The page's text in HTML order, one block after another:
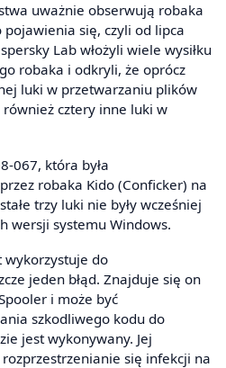
uważnie obserwują robaka
się, czyli od lipca
Lab włożyli wiele wysiłku
robaka i odkryli, że oprócz
luki w przetwarzaniu plików
również cztery inne luki w
067, która była
robaka Kido (Conficker) na
trzy luki nie były wcześniej
wersji systemu Windows.
wykorzystuje do
jeden błąd. Znajduje się on
i może być
szkodliwego kodu do
jest wykonywany. Jej
się infekcji na